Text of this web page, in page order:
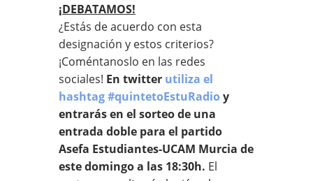
¡DEBATAMOS!
¿Estás de acuerdo con esta
designación y estos criterios?
¡Coméntanoslo en las redes
sociales! En twitter utiliza el
hashtag #quintetoEstuRadioy
entrarás en el sorteo de una
entrada doble para el partido
Asefa Estudiantes-UCAM Murcia de
este domingo a las 18:30h. El